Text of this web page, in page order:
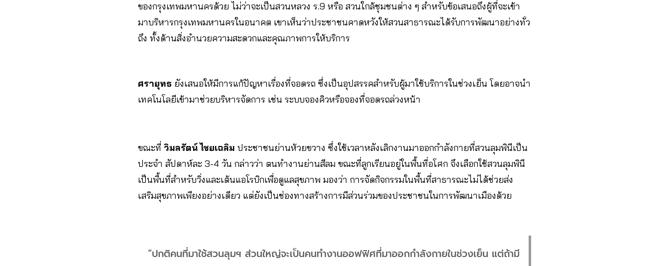
ของกรุงเทพมหานครด้วย ไม่ว่าจะเป็นสวนหลวง ร.9 หรือ สวนใกล้ชุมชนต่าง ๆ สำหรับข้อเสนอถึงผู้ที่จะเข้า
มาบริหารกรุงเทพมหานครในอนาคต เขาเห็นว่าประชาชนคาดหวังให้สวนสาธารณะได้รับการพัฒนาอย่างทั่ว
ถึง ทั้งด้านสิ่งอำนวยความสะดวกและคุณภาพการให้บริการ
ศรายุทธ ยังเสนอให้มีการแก้ปัญหาเรื่องที่จอดรถ ซึ่งเป็นอุปสรรคสำหรับผู้มาใช้บริการในช่วงเย็น โดยอาจนำ
เทคโนโลยีเข้ามาช่วยบริหารจัดการ เช่น ระบบจองคิวหรือจองที่จอดรถล่วงหน้า
ขณะที่ วิมลรัตน์ ไชยเฉลิม ประชาชนย่านห้วยขวาง ซึ่งใช้เวลาหลังเลิกงานมาออกกำลังกายที่สวนลุมพินีเป็น
ประจำ สัปดาห์ละ 3-4 วัน กล่าวว่า ตนทำงานย่านสีลม ขณะที่ลูกเรียนอยู่ในพื้นที่อโศก จึงเลือกใช้สวนลุมพินี
เป็นพื้นที่สำหรับวิ่งและเต้นแอโรบิกเพื่อดูแลสุขภาพ มองว่า การจัดกิจกรรมในพื้นที่สาธารณะไม่ได้ช่วยส่ง
เสริมสุขภาพเพียงอย่างเดียว แต่ยังเป็นช่องทางสร้างการมีส่วนร่วมของประชาชนในการพัฒนาเมืองด้วย
“ปกติคนที่มาใช้สวนลุมฯ ส่วนใหญ่จะเป็นคนทำงานออฟฟิศที่มาออกกำลังกายในช่วงเย็น แต่ถ้ามี